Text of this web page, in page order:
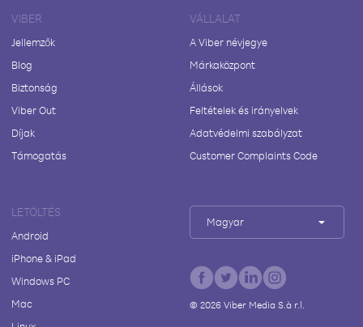
VIBER
Jellemzők
Blog
Biztonság
Viber Out
Díjak
Támogatás
VÁLLALAT
A Viber névjegye
Márkaközpont
Állások
Feltételek és irányelvek
Adatvédelmi szabályzat
Customer Complaints Code
LETÖLTÉS
Android
iPhone & iPad
Windows PC
Mac
Magyar
© 2026Viber Media S.à r.l.